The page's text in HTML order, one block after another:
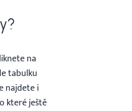
na
tabulku
najdete i
které ještě